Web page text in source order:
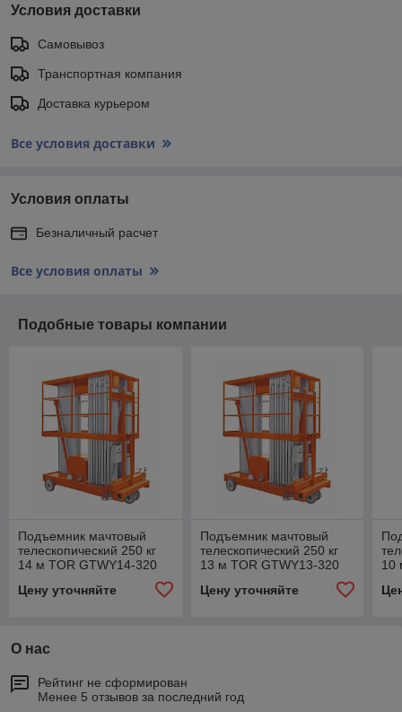
Условия доставки
Самовывоз
Транспортная компания
Доставка курьером
Все условия доставки
Условия оплаты
Безналичный расчет
Все условия оплаты
Подобные товары компании
Подъемник мачтовый
телескопический 250 кг
14 м TOR GTWY14-320
AC 220V 3-мачтовый (от
сети) (G)
Цену уточняйте
Подъемник мачтовый
телескопический 250 кг
13 м TOR GTWY13-320
AC 220V 3-мачтовый (от
сети) (G)
Цену уточняйте
10
О нас
Рейтинг не сформирован
Менее 5 отзывов за последний год